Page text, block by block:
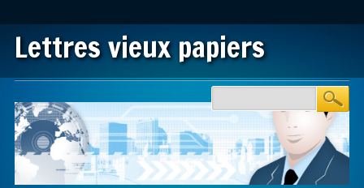
Lettres vieux papiers
Main menu